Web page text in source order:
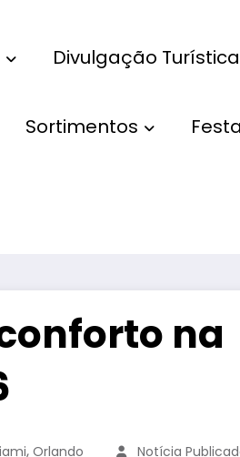
Divulgação Turística
Sortimentos
na
, Orlando Notícia